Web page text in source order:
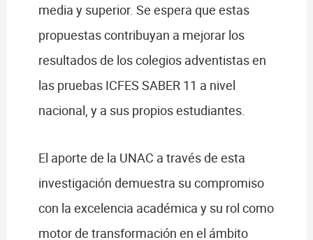
media y superior. Se espera que estas
propuestas contribuyan a mejorar los
resultados de los colegios adventistas en
las pruebas ICFES SABER 11 a nivel
nacional, y a sus propios estudiantes.
El aporte de la UNAC a través de esta
investigación demuestra su compromiso
con la excelencia académica y su rol como
motor de transformación en el ámbito